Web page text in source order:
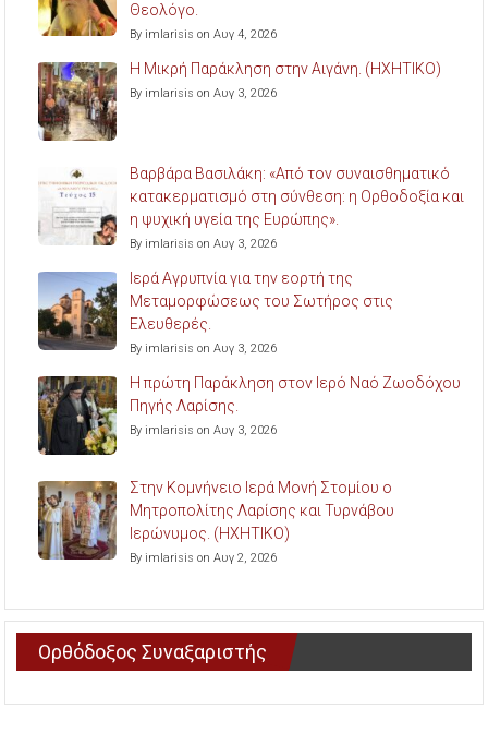
Θεολόγο.
By imlarisis on Αυγ 4, 2026
Η Μικρή Παράκληση στην Αιγάνη. (ΗΧΗΤΙΚΟ)
By imlarisis on Αυγ 3, 2026
Βαρβάρα Βασιλάκη: «Από τον συναισθηματικό
κατακερματισμό στη σύνθεση: η Ορθοδοξία και
η ψυχική υγεία της Ευρώπης».
By imlarisis on Αυγ 3, 2026
Ιερά Αγρυπνία για την εορτή της
Μεταμορφώσεως του Σωτήρος στις
Ελευθερές.
By imlarisis on Αυγ 3, 2026
Η πρώτη Παράκληση στον Ιερό Ναό Ζωοδόχου
Πηγής Λαρίσης.
By imlarisis on Αυγ 3, 2026
Στην Κομνήνειο Ιερά Μονή Στομίου ο
Μητροπολίτης Λαρίσης και Τυρνάβου
Ιερώνυμος. (ΗΧΗΤΙΚΟ)
By imlarisis on Αυγ 2, 2026
Ορθόδοξος Συναξαριστής